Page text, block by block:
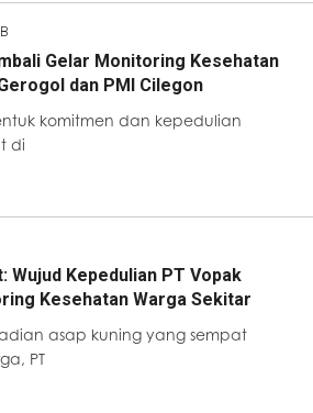
Gelar Monitoring Kesehatan
dan PMI Cilegon
komitmen dan kepedulian
di
Kepedulian PT Vopak
Kesehatan Warga Sekitar
asap kuning yang sempat
PT